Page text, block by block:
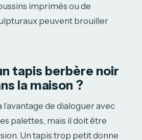
imprimés ou de
peuvent brouiller
tapis berbère noir
la maison ?
l’avantage de dialoguer avec
palettes, mais il doit être
Un tapis trop petit donne